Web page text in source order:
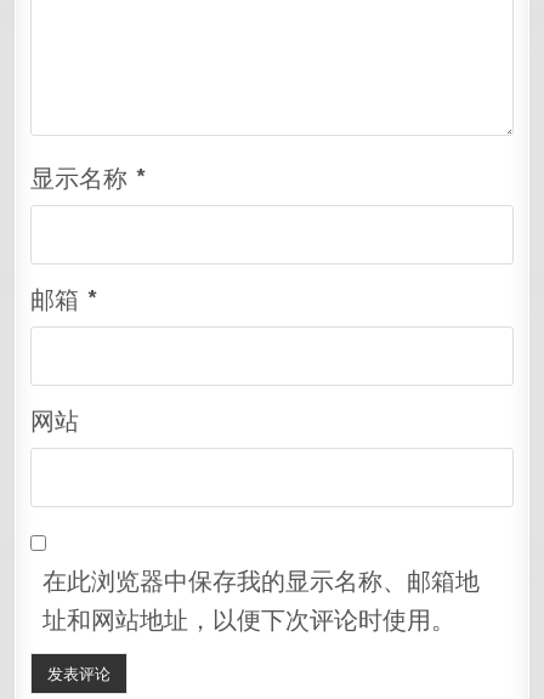
显示名称*
邮箱*
网站
在此浏览器中保存我的显示名称、邮箱地
址和网站地址，以便下次评论时使用。